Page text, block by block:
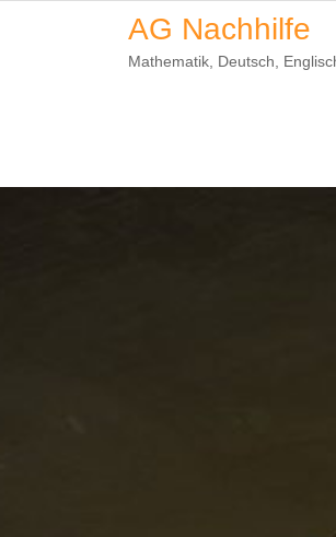
AG Nachhilfe
Mathematik, Deutsch,